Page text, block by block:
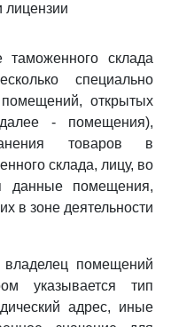
лицензии
склада
специально
открытых
- помещения),
товаров в
склада, лицу, во
данные помещения,
в зоне деятельности
помещений
указывается тип
адрес, иные